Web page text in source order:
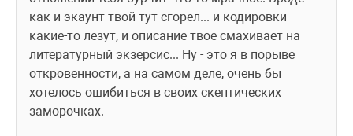
как и экаунт твой тут сгорел... и кодировки
какие-то лезут, и описание твое смахивает на
литературный экзерсис... Ну - это я в порыве
откровенности, а на самом деле, очень бы
хотелось ошибиться в своих скептических
заморочках.